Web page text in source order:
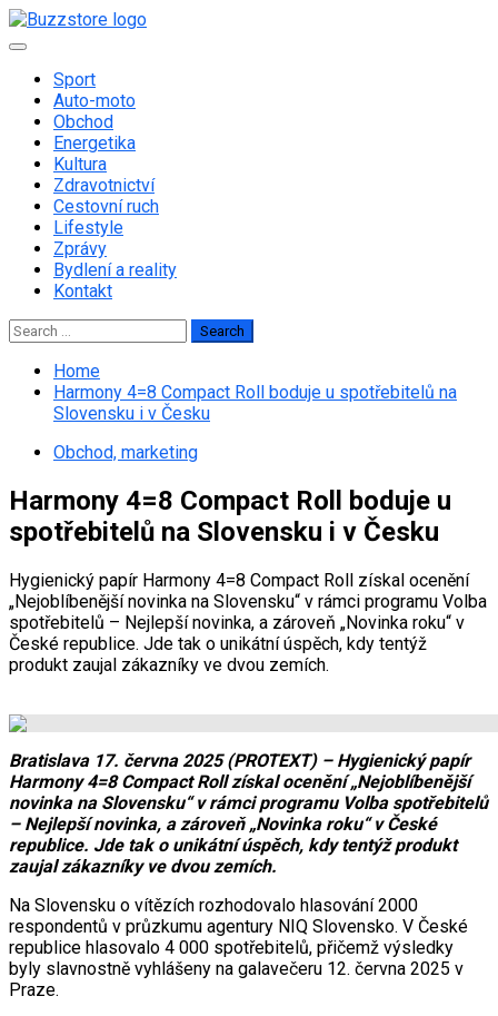
Skip
to
Primary
Sport
Auto-moto
Obchod
Energetika
Kultura
Zdravotnictví
Cestovní ruch
Lifestyle
Zprávy
Bydlení a reality
Kontakt
Search
for:
Home
Harmony 4=8 Compact Roll boduje u spotřebitelů na
Slovensku i v Česku
Obchod, marketing
Harmony 4=8 Compact Roll boduje u
spotřebitelů na Slovensku i v Česku
Hygienický papír Harmony 4=8 Compact Roll získal ocenění
„Nejoblíbenější novinka na Slovensku“ v rámci programu Volba
spotřebitelů – Nejlepší novinka, a zároveň „Novinka roku“ v
České republice. Jde tak o unikátní úspěch, kdy tentýž
produkt zaujal zákazníky ve dvou zemích.
Bratislava 17. června 2025 (PROTEXT) – Hygienický papír
Harmony 4=8 Compact Roll získal ocenění „Nejoblíbenější
novinka na Slovensku“ v rámci programu Volba spotřebitelů
– Nejlepší novinka, a zároveň „Novinka roku“ v České
republice. Jde tak o unikátní úspěch, kdy tentýž produkt
zaujal zákazníky ve dvou zemích.
Na Slovensku o vítězích rozhodovalo hlasování 2000
respondentů v průzkumu agentury NIQ Slovensko. V České
republice hlasovalo 4 000 spotřebitelů, přičemž výsledky
byly slavnostně vyhlášeny na galavečeru 12. června 2025 v
Praze.